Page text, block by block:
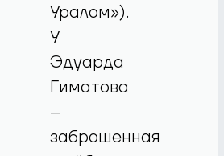
Уралом»).
У
Эдуарда
Гиматова
–
заброшенная